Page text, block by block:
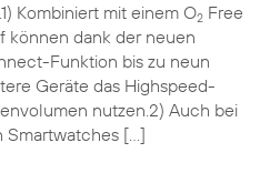
Kombiniert mit einem O2Free
können dank der neuen
Funktion bis zu neun
Geräte das Highspeed-
nutzen.2) Auch bei
Smartwatches […]